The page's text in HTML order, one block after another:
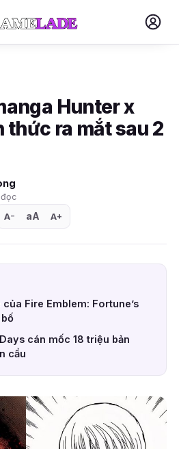
Hunter x
ra mắt sau 2
A− aA A+
Fire Emblem: Fortune’s
cán mốc 18 triệu bản
cầu